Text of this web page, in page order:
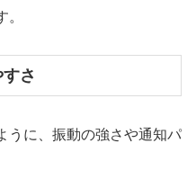
さ
うに、振動の強さや通知パ